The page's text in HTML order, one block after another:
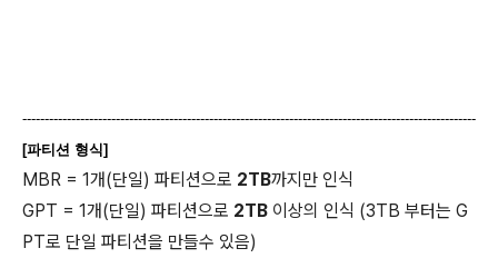
------------------------------------------------------------------------------------------------------
[파티션 형식]
MBR = 1개(단일) 파티션으로 2TB까지만 인식
GPT = 1개(단일) 파티션으로 2TB 이상의 인식 (3TB 부터는 G
PT로 단일 파티션을 만들수 있음)